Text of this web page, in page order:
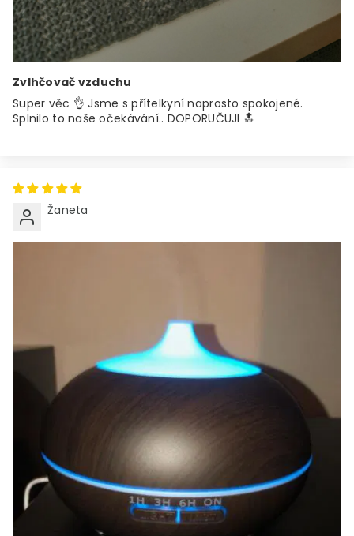
Zvlhčovač vzduchu
Super věc 👌 Jsme s přítelkyní naprosto spokojené.
Splnilo to naše očekávání.. DOPORUČUJI 🔝
Žaneta